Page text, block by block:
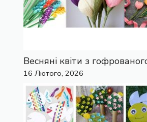
Весняні квіти з
16 Лютого, 2026